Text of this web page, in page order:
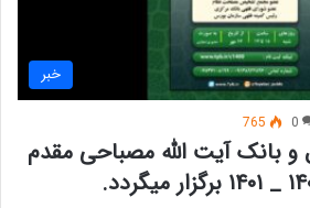
خبر
0
765
بانک آیت الله مصباحی مقدم